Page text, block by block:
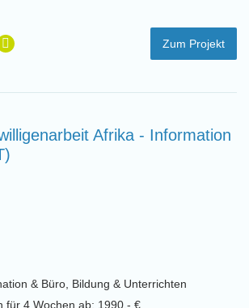
Zum Projekt
Afrika - Information
& Büro, Bildung & Unterrichten
für 4 Wochen ab: 1990,- €